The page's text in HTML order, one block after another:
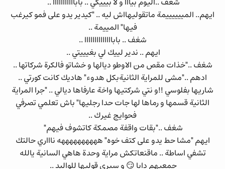
ايهم.. المييييييمة ماتقوليهااش ليه .. "كيدير يدو على فمو كيرغب
فيها" المييمة ..
شغف .. باباااااااااااااا ..
ايهم .. ندير لييك لي بغيييتي ..
شغف .."خذات مقص من الاوطو ديالها و خشاتو فالكرة شركاتها ..
ادهم .."مشى للمراية الثانيةبكل هدوء" هاديك كانت كورتي ..
شاريها بفلوسي !!و نتي شركتيها واخة عارفاها ديالي .. "جرا المراية
الثانية قسمها و رماها لها جات حدا رجليها" باش تعلمي تصرفي
فحوايج غيرك ..
شغف .."بقات واقفة مصمكة كاتشوف فيهم"
ايهم "مشا حط يدو على كتف خوه" ههههههههههه ناااري حالتك
تشفي اساطة .. ماقنعاتكش مراية وحدة هاهي السانية يالله
جمعيهم دابا 😏 و سيري قوليها للواليد ..